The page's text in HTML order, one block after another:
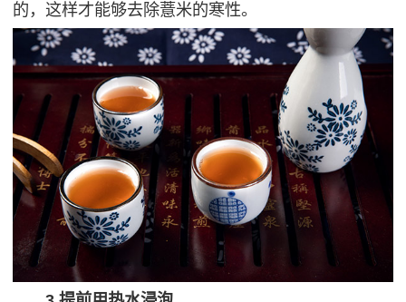
的，这样才能够去除薏米的寒性。